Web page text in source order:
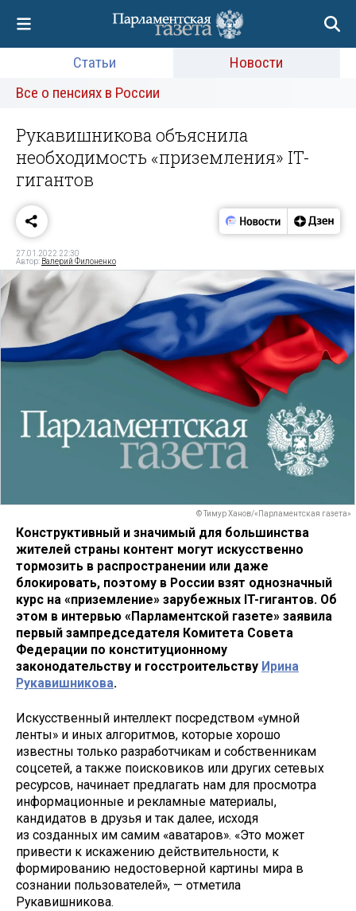
Статьи
Новости
Все о пенсиях в России
Рукавишникова объяснила
необходимость «приземления» IT-
гигантов
27.01.2022 22:30
Автор: Валерий Филоненко
© Тимур Ханов/«Парламентская газета»
Конструктивный и значимый для большинства
жителей страны контент могут искусственно
тормозить в распространении или даже
блокировать, поэтому в России взят однозначный
курс на «приземление» зарубежных IT-гигантов. Об
этом в интервью «Парламентской газете» заявила
первый зампредседателя Комитета Совета
Федерации по конституционному
законодательству и госстроительству Ирина
Рукавишникова.
Искусственный интеллект посредством «умной
ленты» и иных алгоритмов, которые хорошо
известны только разработчикам и собственникам
соцсетей, а также поисковиков или других сетевых
ресурсов, начинает предлагать нам для просмотра
информационные и рекламные материалы,
кандидатов в друзья и так далее, исходя
из созданных им самим «аватаров». «Это может
привести к искажению действительности, к
формированию недостоверной картины мира в
сознании пользователей», — отметила
Рукавишникова.